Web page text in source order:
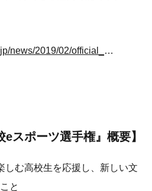
https://www.ajhs-esports.jp/news/2019/02/official_goods.html
eスポーツ選手権』概要】
しむ高校生を応援し、新しい文
と